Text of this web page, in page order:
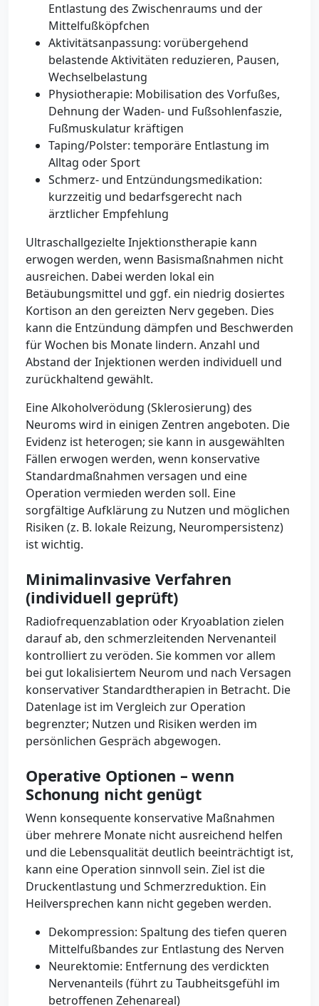
Entlastung des Zwischenraums und der
Mittelfußköpfchen
Aktivitätsanpassung: vorübergehend
belastende Aktivitäten reduzieren, Pausen,
Wechselbelastung
Physiotherapie: Mobilisation des Vorfußes,
Dehnung der Waden- und Fußsohlenfaszie,
Fußmuskulatur kräftigen
Taping/Polster: temporäre Entlastung im
Alltag oder Sport
Schmerz- und Entzündungsmedikation:
kurzzeitig und bedarfsgerecht nach
ärztlicher Empfehlung
Ultraschallgezielte Injektionstherapie kann
erwogen werden, wenn Basismaßnahmen nicht
ausreichen. Dabei werden lokal ein
Betäubungsmittel und ggf. ein niedrig dosiertes
Kortison an den gereizten Nerv gegeben. Dies
kann die Entzündung dämpfen und Beschwerden
für Wochen bis Monate lindern. Anzahl und
Abstand der Injektionen werden individuell und
zurückhaltend gewählt.
Eine Alkoholverödung (Sklerosierung) des
Neuroms wird in einigen Zentren angeboten. Die
Evidenz ist heterogen; sie kann in ausgewählten
Fällen erwogen werden, wenn konservative
Standardmaßnahmen versagen und eine
Operation vermieden werden soll. Eine
sorgfältige Aufklärung zu Nutzen und möglichen
Risiken (z. B. lokale Reizung, Neurompersistenz)
ist wichtig.
Minimalinvasive Verfahren
(individuell geprüft)
Radiofrequenzablation oder Kryoablation zielen
darauf ab, den schmerzleitenden Nervenanteil
kontrolliert zu veröden. Sie kommen vor allem
bei gut lokalisiertem Neurom und nach Versagen
konservativer Standardtherapien in Betracht. Die
Datenlage ist im Vergleich zur Operation
begrenzter; Nutzen und Risiken werden im
persönlichen Gespräch abgewogen.
Operative Optionen – wenn
Schonung nicht genügt
Wenn konsequente konservative Maßnahmen
über mehrere Monate nicht ausreichend helfen
und die Lebensqualität deutlich beeinträchtigt ist,
kann eine Operation sinnvoll sein. Ziel ist die
Druckentlastung und Schmerzreduktion. Ein
Heilversprechen kann nicht gegeben werden.
Dekompression: Spaltung des tiefen queren
Mittelfußbandes zur Entlastung des Nerven
Neurektomie: Entfernung des verdickten
Nervenanteils (führt zu Taubheitsgefühl im
betroffenen Zehenareal)